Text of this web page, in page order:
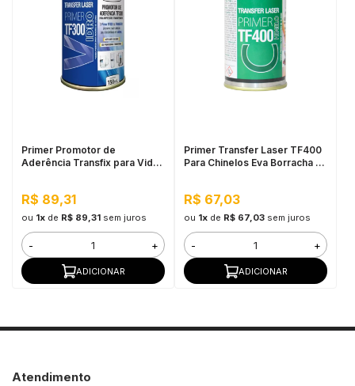
Primer Promotor de
Aderência Transfix para Vidro
R$ 89,31
ou 1xde R$ 89,31 sem juros
- +
ADICIONAR
Primer Transfer Laser TF400
Para Chinelos Eva Borracha -
R$ 67,03
ou 1xde R$ 67,03 sem juros
- +
ADICIONAR
Atendimento